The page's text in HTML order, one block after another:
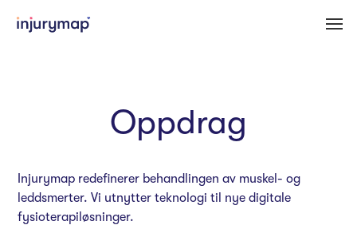
Oppdrag
Injurymap redefinerer behandlingen av muskel- og
leddsmerter. Vi utnytter teknologi til nye digitale
fysioterapiløsninger.